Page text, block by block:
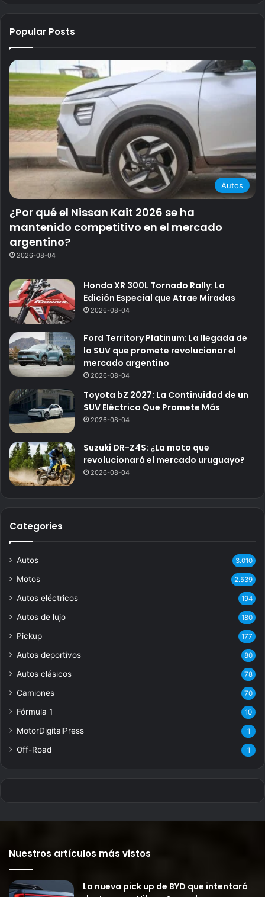
Popular Posts
Autos
¿Por qué el Nissan Kait 2026 se ha
mantenido competitivo en el mercado
argentino?
2026-08-04
Honda XR 300L Tornado Rally: La
Edición Especial que Atrae Miradas
2026-08-04
Ford Territory Platinum: La llegada de
la SUV que promete revolucionar el
mercado argentino
2026-08-04
Toyota bZ 2027: La Continuidad de un
SUV Eléctrico Que Promete Más
2026-08-04
Suzuki DR-Z4S: ¿La moto que
revolucionará el mercado uruguayo?
2026-08-04
Categories
Autos 3.010
Motos 2.539
Autos eléctricos 194
Autos de lujo 180
Pickup 177
Autos deportivos 80
Autos clásicos 78
Camiones 70
Fórmula 1 10
MotorDigitalPress 1
Off-Road 1
Nuestros artículos más vistos
La nueva pick up de BYD que intentará